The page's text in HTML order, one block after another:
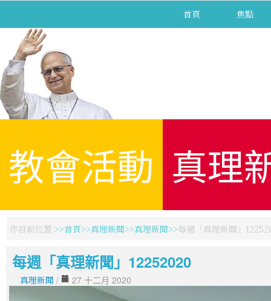
首頁 焦點
教會活動 真理
你目前位置: 首頁 真理新聞 真理新聞 每週「真理新聞」
每週「真理新聞」12252020
真理新聞 / 27 十二月 2020